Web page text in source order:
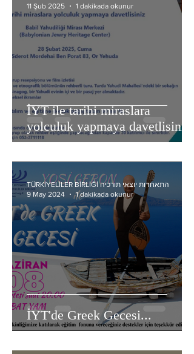
İYT ile tarihi miraslara
yolculuk yapmaya davetlisiniz.
11 Şub 2025
1 dakikada okunur
İYT'de Greek Gecesi...
TÜRKİYELİLER BİRLİĞİ התאחדות יוצאי תורכיה
9 May 2024
1 dakikada okunur